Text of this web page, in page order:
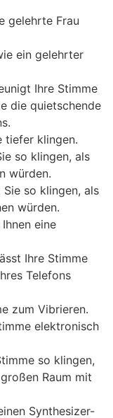
gelehrte Frau
ein gelehrter
Ihre Stimme
die quietschende
tiefer klingen.
so klingen, als
würden.
so klingen, als
würden.
eine
Ihre Stimme
Telefons
zum Vibrieren.
elektronisch
so klingen,
Raum mit
Synthesizer-